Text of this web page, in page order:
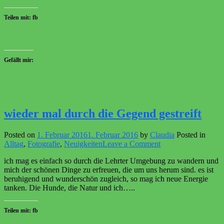
Teilen mit: fb
Gefällt mir:
wieder mal durch die Gegend gestreift
Posted on 1. Februar 20161. Februar 2016 by Claudia Posted in
Alltag, Fotografie, NeuigkeitenLeave a Commenton
mal
durch
die
ich mag es einfach so durch die Lehrter Umgebung zu wandern und
mich der schönen Dinge zu erfreuen, die um uns herum sind. es ist
beruhigend und wunderschön zugleich, so mag ich neue Energie
tanken. Die Hunde, die Natur und ich…..
Teilen mit: fb